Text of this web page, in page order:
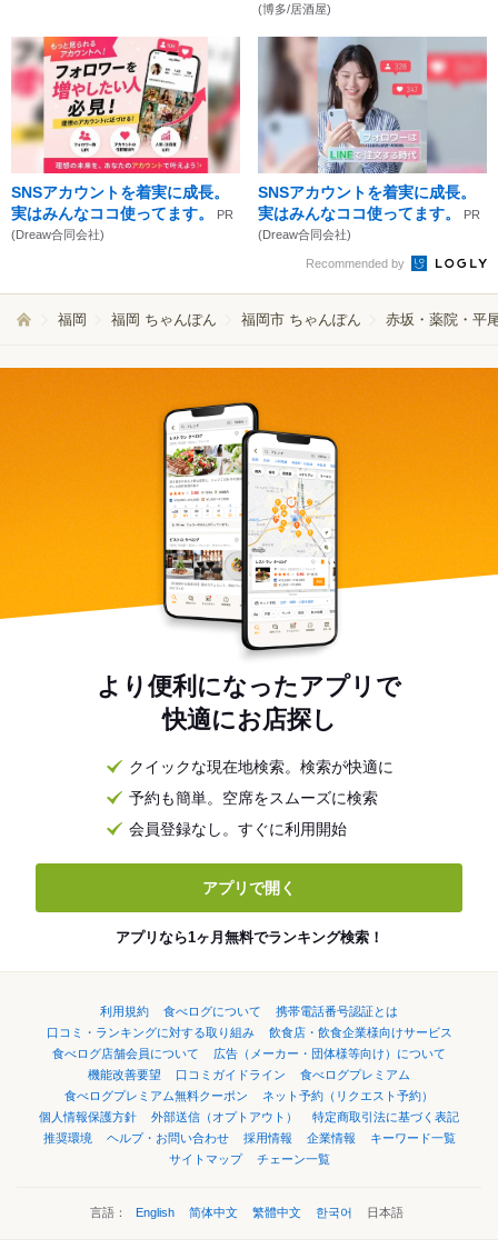
(博多/居酒屋)
SNSアカウントを着実に成長。
実はみんなココ使ってます。
PR
(Dreaw合同会社)
SNSアカウントを着実に成長。
実はみんなココ使ってます。
PR
(Dreaw合同会社)
Recommended by
福岡 福岡 ちゃんぽん 福岡市 ちゃんぽん 赤坂・薬院・平
より便利になったアプリで
快適にお店探し
クイックな現在地検索。検索が快適に
予約も簡単。空席をスムーズに検索
会員登録なし。すぐに利用開始
アプリで開く
アプリなら1ヶ月無料でランキング検索！
利用規約 食べログについて
携帯電話番号認証とは
口コミ・ランキングに対する取り組み
飲食店・飲食企業様向けサービス
食べログ店舗会員について
広告（メーカー・団体様等向け）について
機能改善要望
口コミガイドライン
食べログプレミアム
食べログプレミアム無料クーポン
ネット予約（リクエスト予約）
個人情報保護方針
外部送信（オプトアウト）
特定商取引法に基づく表記
推奨環境
ヘルプ・お問い合わせ 採用情報 企業情報
キーワード一覧
サイトマップ
チェーン一覧
言語： English 简体中文 繁體中文 한국어 日本語